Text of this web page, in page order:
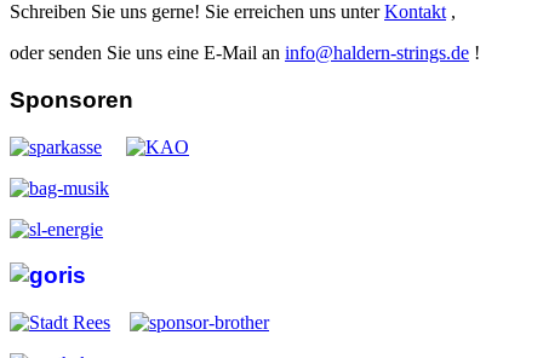
Schreiben Sie uns gerne! Sie erreichen uns unterKontakt ,
oder senden Sie uns eine E-Mail an info@haldern-strings.de !
Sponsoren